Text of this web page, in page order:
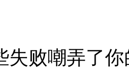
败嘲弄了